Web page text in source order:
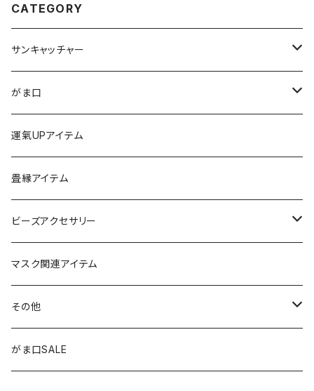
CATEGORY
サンキャッチャー
ストラップ
チャーム
バッグチャーム
カーアクセサリー
ミニサンキャッチャー
窓用サンキャッチャー
ブックマーカー
がま口
ちびがま
カードケース
コインケース
長財布
ペンケース
通帳ケース
運氣UPアイテム
畳縁アイテム
ビーズアクセサリー
チャーム
ストラップ
ペンダント
マスク関連アイテム
その他
アジャスター
がま口SALE